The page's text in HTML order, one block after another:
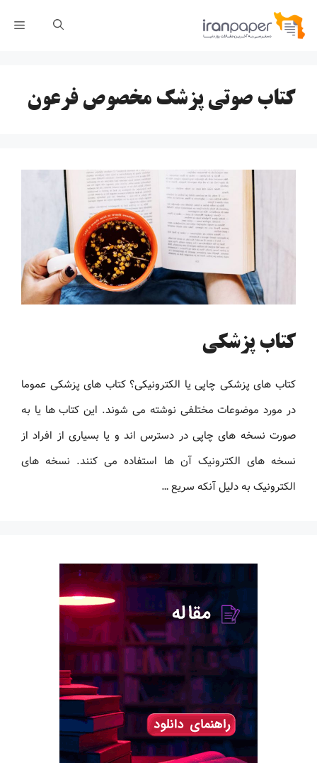
پرش
کتاب صوتی پزشک مخصوص فرعون
کتاب پزشکی
کتاب های پزشکی چاپی یا الکترونیکی؟ کتاب های پزشکی عموما
در مورد موضوعات مختلفی نوشته می شوند. این کتاب ها یا به
صورت نسخه های چاپی در دسترس اند و یا بسیاری از افراد از
نسخه های الکترونیک آن ها استفاده می کنند. نسخه های
الکترونیک به دلیل آنکه سریع …